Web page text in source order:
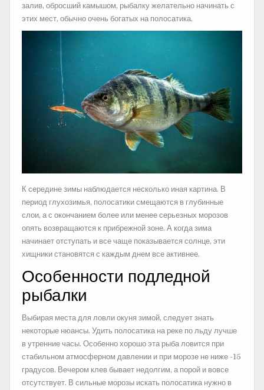
залив, обросший камышом, рыбалку желательно начинать с
этих мест, обычно очень богатых на полосатика.
К середине зимы наблюдается несколько иная картина. В
период глухозимья, полосатики смещаются в глубинные
слои, а с окончанием более или менее серьезных морозов
опять возвращаются к прибрежной зоне. А когда зима
начинает отступать и все чаще показывается солнце, эти
хищники становятся с каждым днем все активнее.
Особенности подледной
рыбалки
Выбирая места для ловли окуня зимой, следует знать
некоторые нюансы. Удить полосатика на реке по льду лучше
в утренние часы. Особенно хорошо эта рыба ловится при
стабильном атмосферном давлении и при морозе не ниже -15
градусов. Вечером клев бывает недолгим, а порой и вовсе
отсутствует. В сильные морозы искать полосатика нужно в